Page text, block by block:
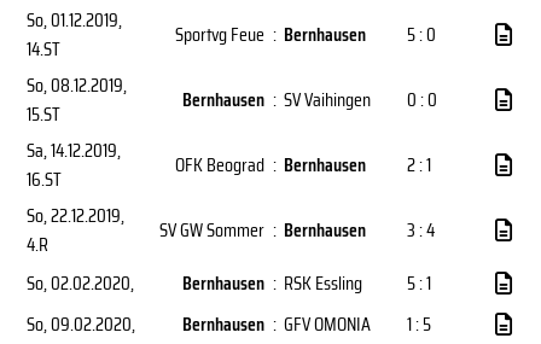
So, 01.12.2019,
14.ST
Sportvg Feue : Bernhausen
5 : 0
So, 08.12.2019,
15.ST
Bernhausen : SV Vaihingen
0 : 0
Sa, 14.12.2019,
16.ST
OFK Beograd : Bernhausen
2 : 1
So, 22.12.2019,
4.R
SV GW Sommer : Bernhausen
3 : 4
So, 02.02.2020, Bernhausen : RSK Essling
5 : 1
So, 09.02.2020, Bernhausen : GFV OMONIA
1 : 5